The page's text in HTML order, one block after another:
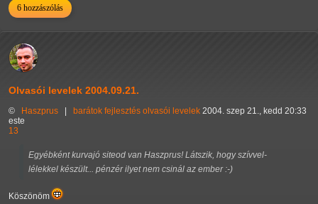
6 hozzászólás
Olvasói levelek 2004.09.21.
© Haszprus | barátok fejlesztés olvasói levelek 2004. szep 21., kedd 20:33
este
13
Egyébként kurvajó siteod van Haszprus! Látszik, hogy szívvel-
lélekkel készült... pénzér ilyet nem csinál az ember :-)
Köszönöm